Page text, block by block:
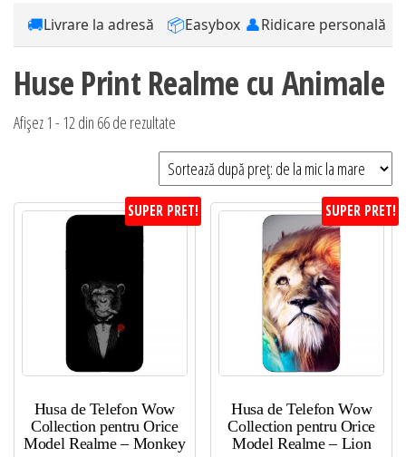
🚚Livrare la adresă 📦Easybox 👤Ridicare personală
Huse Print Realme cu Animale
Afișez 1 - 12 din 66 de rezultate
după
preț:
de
la
SUPER PRET!
Husa de Telefon Wow
Collection pentru Orice
Model Realme – Monkey
SUPER PRET!
Husa de Telefon Wow
Collection pentru Orice
Model Realme – Lion